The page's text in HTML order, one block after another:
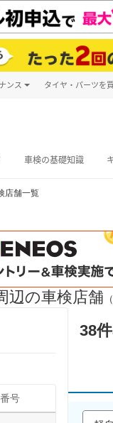
ンス タイヤ・パーツを
車検の基礎知識
店舗一覧
辺の車検店舗
号
38件